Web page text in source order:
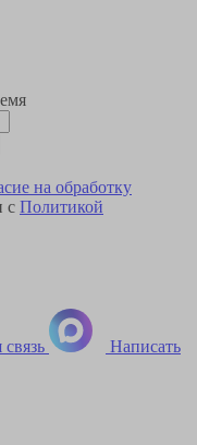
на обработку
с Политикой
Написать